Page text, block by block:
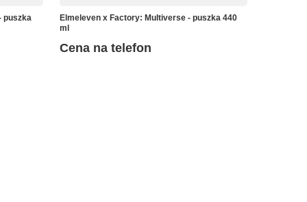
puszka
Elmeleven x Factory: Multiverse - puszka 440
ml
Cena na telefon